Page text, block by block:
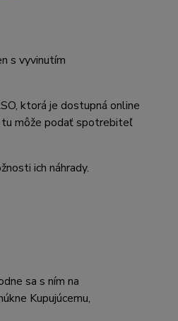
s vyvinutím
ktorá je dostupná online
tu môže podať spotrebiteľ
ich náhrady.
sa s ním na
Kupujúcemu,